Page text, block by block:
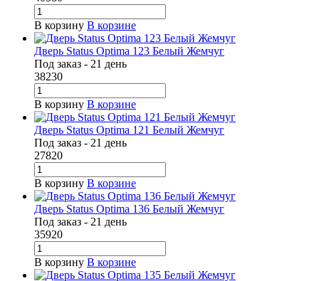
В корзину В корзине
Дверь Status Optima 123 Белый Жемчуг
Под заказ - 21 день
38230
В корзину В корзине
Дверь Status Optima 121 Белый Жемчуг
Под заказ - 21 день
27820
В корзину В корзине
Дверь Status Optima 136 Белый Жемчуг
Под заказ - 21 день
35920
В корзину В корзине